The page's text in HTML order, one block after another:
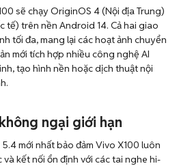
sẽ chạy OriginOS 4 (Nội địa Trung)
tế) trên nền Android 14. Cả hai giao
tối đa, mang lại các hoạt ảnh chuyển
mới tích hợp nhiều công nghệ AI
tạo hình nền hoặc dịch thuật nội
ngại giới hạn
mới nhất bảo đảm Vivo X100 luôn
kết nối ổn định với các tai nghe hi-